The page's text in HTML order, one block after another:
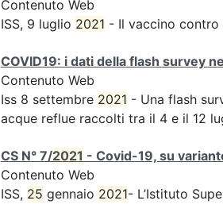
Contenuto Web
ISS, 9 luglio 2021 - Il vaccino contro
COVID19: i dati della flash survey
Contenuto Web
Iss 8 settembre 2021 - Una flash
acque reflue raccolti tra il 4 e il 12
CS N° 7/2021 - Covid-19, su
Contenuto Web
ISS, 25 gennaio 2021- L’Istituto